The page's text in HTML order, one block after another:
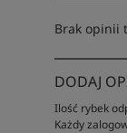
Brak opinii
DODAJ
Ilość rybek
Każdy